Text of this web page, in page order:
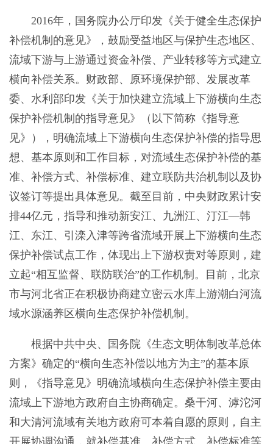
2016年，国务院办公厅印发《关于健全生态保护
补偿机制的意见》，鼓励受益地区与保护生态地区、
流域下游与上游通过资金补偿、产业转移等方式建立
横向补偿关系。财政部、原环境保护部、发展改革
委、水利部印发《关于加快建立流域上下游横向生态
保护补偿机制的指导意见》（以下简称《指导意
见》），明确流域上下游横向生态保护补偿的指导思
想、基本原则和工作目标，对流域生态保护补偿的基
准、补偿方式、补偿标准、建立联防共治机制以及协
议签订等提出具体意见。截至目前，中央财政累计安
排44亿元，指导和推动新安江、九洲江、汀江—韩
江、东江、引滦入津等跨省流域开展上下游横向生态
保护补偿试点工作，体现出上下游权责对等原则，建
立起“相互监督、联防联治”的工作机制。目前，北京
市与河北省正在积极协商建立密云水库上游潮白河流
域水源涵养区横向生态保护补偿机制。
根据中共中央、国务院《生态文明体制改革总体
方案》确定的“横向生态补偿以地方为主”的基本原
则，《指导意见》明确流域横向生态保护补偿主要由
流域上下游地方政府自主协商确定。桑干河、滹沱河
和大清河流域有关地方政府可本着自愿的原则，自主
开展协调沟通，就补偿基准、补偿方式、补偿标准等